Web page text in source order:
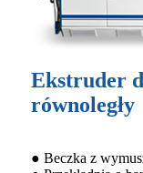
Ekstruder
równoległy
● Beczka z